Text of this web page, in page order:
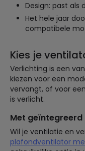
Design: past als
Het hele jaar
compatibele
Kies je
Verlichting is een
kiezen voor een
vervangt, of voor
is verlicht.
Met geïntegreerd
Wil je ventilatie en
plafondventilator